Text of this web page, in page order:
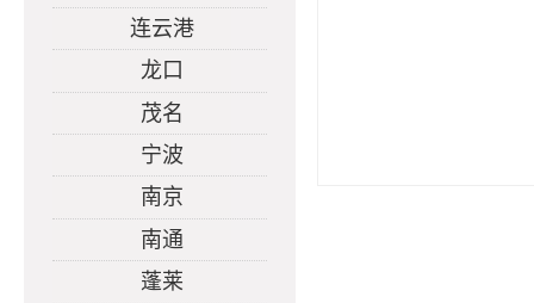
连云港
龙口
茂名
宁波
南京
南通
蓬莱